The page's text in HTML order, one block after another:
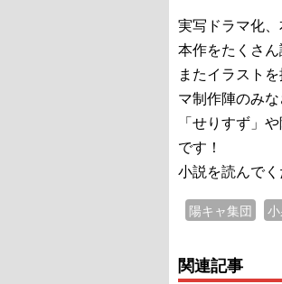
実写ドラマ化
本作をたくさ
またイラスト
マ制作陣のみ
「せりすず」
です！
小説を読んで
陽キャ集団
関連記事